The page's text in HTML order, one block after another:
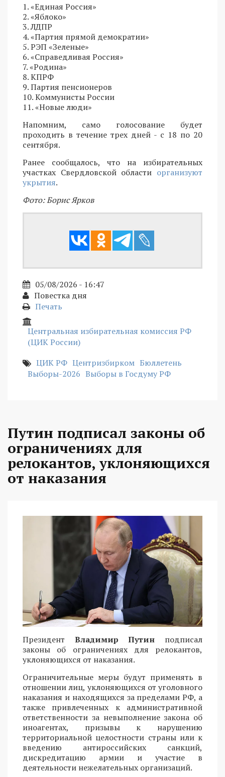
1. «Единая Россия»
2. «Яблоко»
3. ЛДПР
4. «Партия прямой демократии»
5. РЭП «Зеленые»
6. «Справедливая Россия»
7. «Родина»
8. КПРФ
9. Партия пенсионеров
10. Коммунисты России
11. «Новые люди»
Напомним, само голосование будет
проходить в течение трех дней - с 18 по 20
сентября.
Ранее сообщалось, что на избирательных
участках Свердловской области организуют
укрытия.
Фото: Борис Ярков
05/08/2026 - 16:47
Повестка дня
Печать
Центральная избирательная комиссия РФ
(ЦИК России)
ЦИК РФ Центризбирком Бюллетень
Выборы-2026 Выборы в Госдуму РФ
Путин подписал законы об
ограничениях для
релокантов, уклоняющихся
от наказания
Президент Владимир Путин подписал
законы об ограничениях для релокантов,
уклоняющихся от наказания.
Ограничительные меры будут применять в
отношении лиц, уклоняющихся от уголовного
наказания и находящихся за пределами РФ, а
также привлеченных к административной
ответственности за невыполнение закона об
иноагентах, призывы к нарушению
территориальной целостности страны или к
введению антироссийских санкций,
дискредитацию армии и участие в
деятельности нежелательных организаций.